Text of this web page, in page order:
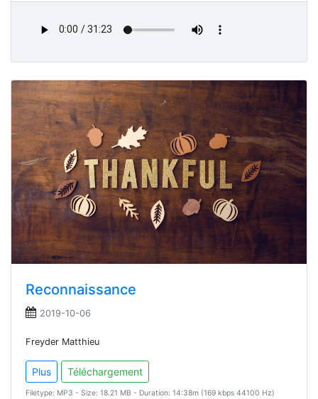
Reconnaissance
2019-10-06
Freyder Matthieu
Plus Téléchargement
Filetype: MP3 - Size: 18.21 MB - Duration: 14:38m (169 kbps 44100 Hz)